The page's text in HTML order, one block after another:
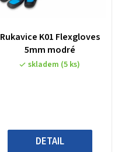
Rukavice K01 Flexgloves
5mm modré
skladem (5 ks)
DETAIL